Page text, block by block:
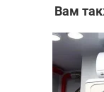
Вам